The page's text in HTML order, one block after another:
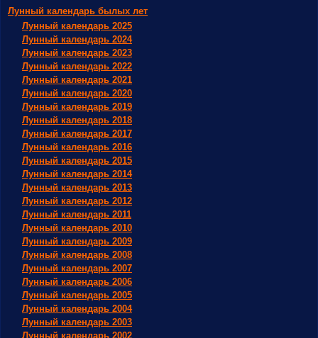
Лунный календарь былых лет
Лунный календарь 2025
Лунный календарь 2024
Лунный календарь 2023
Лунный календарь 2022
Лунный календарь 2021
Лунный календарь 2020
Лунный календарь 2019
Лунный календарь 2018
Лунный календарь 2017
Лунный календарь 2016
Лунный календарь 2015
Лунный календарь 2014
Лунный календарь 2013
Лунный календарь 2012
Лунный календарь 2011
Лунный календарь 2010
Лунный календарь 2009
Лунный календарь 2008
Лунный календарь 2007
Лунный календарь 2006
Лунный календарь 2005
Лунный календарь 2004
Лунный календарь 2003
Лунный календарь 2002